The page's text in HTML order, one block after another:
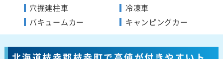
穴掘建柱車
バキュームカー
冷凍車
キャンピングカー